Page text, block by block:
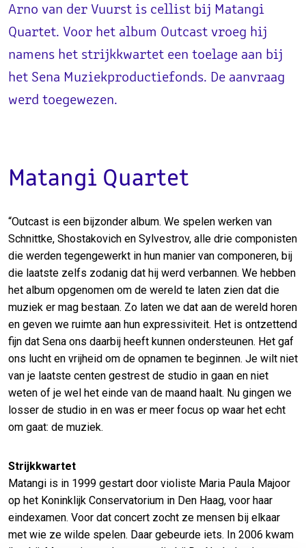
Arno van der Vuurst is cellist bij Matangi
Quartet. Voor het album Outcast vroeg hij
namens het strijkkwartet een toelage aan bij
het Sena Muziekproductiefonds. De aanvraag
werd toegewezen.
Matangi Quartet
“Outcast is een bijzonder album. We spelen werken van
Schnittke, Shostakovich en Sylvestrov, alle drie componisten
die werden tegengewerkt in hun manier van componeren, bij
die laatste zelfs zodanig dat hij werd verbannen. We hebben
het album opgenomen om de wereld te laten zien dat die
muziek er mag bestaan. Zo laten we dat aan de wereld horen
en geven we ruimte aan hun expressiviteit. Het is ontzettend
fijn dat Sena ons daarbij heeft kunnen ondersteunen. Het gaf
ons lucht en vrijheid om de opnamen te beginnen. Je wilt niet
van je laatste centen gestrest de studio in gaan en niet
weten of je wel het einde van de maand haalt. Nu gingen we
losser de studio in en was er meer focus op waar het echt
om gaat: de muziek.
Strijkkwartet
Matangi is in 1999 gestart door violiste Maria Paula Majoor
op het Koninklijk Conservatorium in Den Haag, voor haar
eindexamen. Voor dat concert zocht ze mensen bij elkaar
met wie ze wilde spelen. Daar gebeurde iets. In 2006 kwam